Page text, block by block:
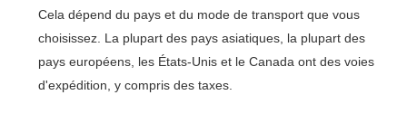
Cela dépend du pays et du mode de transport que vous
choisissez. La plupart des pays asiatiques, la plupart des
pays européens, les États-Unis et le Canada ont des voies
d'expédition, y compris des taxes.